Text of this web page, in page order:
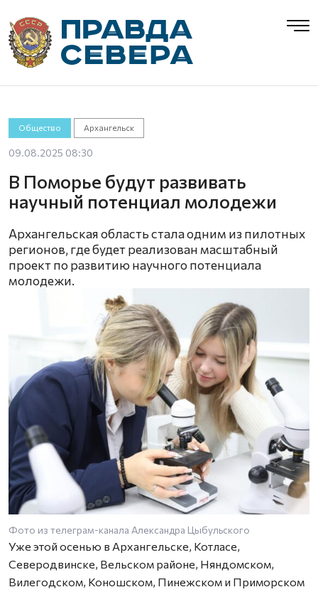
Общество Архангельск
09.08.2025 08:30
В Поморье будут развивать
научный потенциал молодежи
Архангельская область стала одним из пилотных
регионов, где будет реализован масштабный
проект по развитию научного потенциала
молодежи.
Фото из телеграм-канала Александра Цыбульского
Уже этой осенью в Архангельске, Котласе,
Северодвинске, Вельском районе, Няндомском,
Вилегодском, Коношском, Пинежском и Приморском